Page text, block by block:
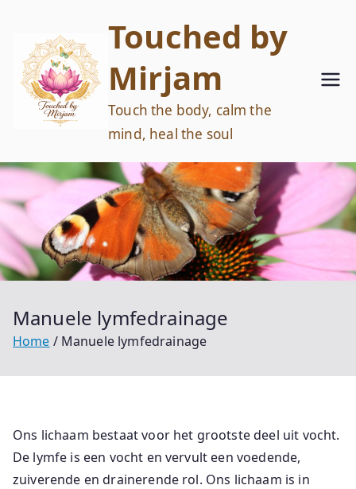
inhoud
Touched by
Mirjam
Touch the body, calm the
mind, heal the soul
Manuele lymfedrainage
Home Manuele lymfedrainage
Ons lichaam bestaat voor het grootste deel uit vocht.
De lymfe is een vocht en vervult een voedende,
zuiverende en drainerende rol. Ons lichaam is in